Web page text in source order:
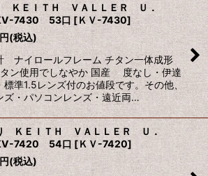
ＫＥＩＴＨ ＶＡＬＬＥＲ Ｕ．
7430 53口 [ＫＶ-7430]
円(税込)
ナイロールフレーム チタン一体成形
ン使用でしなやか 国産 度なし・伊達
標準1.5レンズ付のお値段です。その他、
ズ・パソコンレンズ・遠近両…
ＫＥＩＴＨ ＶＡＬＬＥＲ Ｕ．
7420 54口 [ＫＶ-7420]
円(税込)